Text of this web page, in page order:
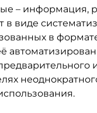
– информация,
в виде
в